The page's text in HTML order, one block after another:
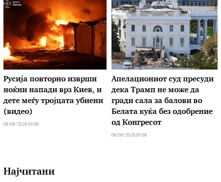
Русија повторно изврши
ноќни напади врз Киев, и
дете меѓу тројцата убиени
(видео)
08/08/2026 09:08
Апелациониот суд пресуди
дека Трамп не може да
гради сала за балови во
Белата куќа без одобрение
од Конгресот
08/08/2026 09:08
Најчитани